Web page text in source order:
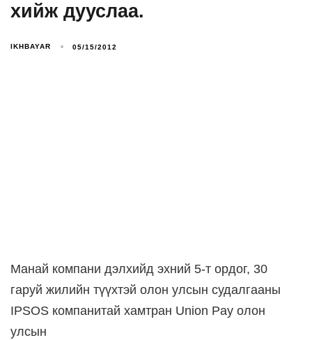
хийж дууслаа.
IKHBAYAR 05/15/2012
Манай компани дэлхийд эхний 5-т ордог, 30
гаруй жилийн түүхтэй олон улсын судалгааны
IPSOS компанитай хамтран Union Pay олон
улсын